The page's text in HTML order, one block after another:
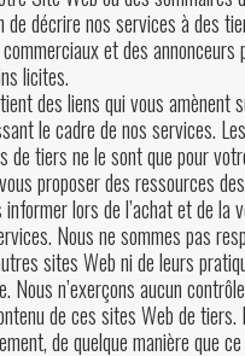
de décrire nos services à des
et des annonceurs
licites.
des liens qui vous amènent
le cadre de nos services.
de tiers ne le sont que pour
proposer des ressources
lors de l’achat et de la
Nous ne sommes pas
sites Web ni de leurs
Nous n’exerçons aucun
de ces sites Web de tiers.
de quelque manière que